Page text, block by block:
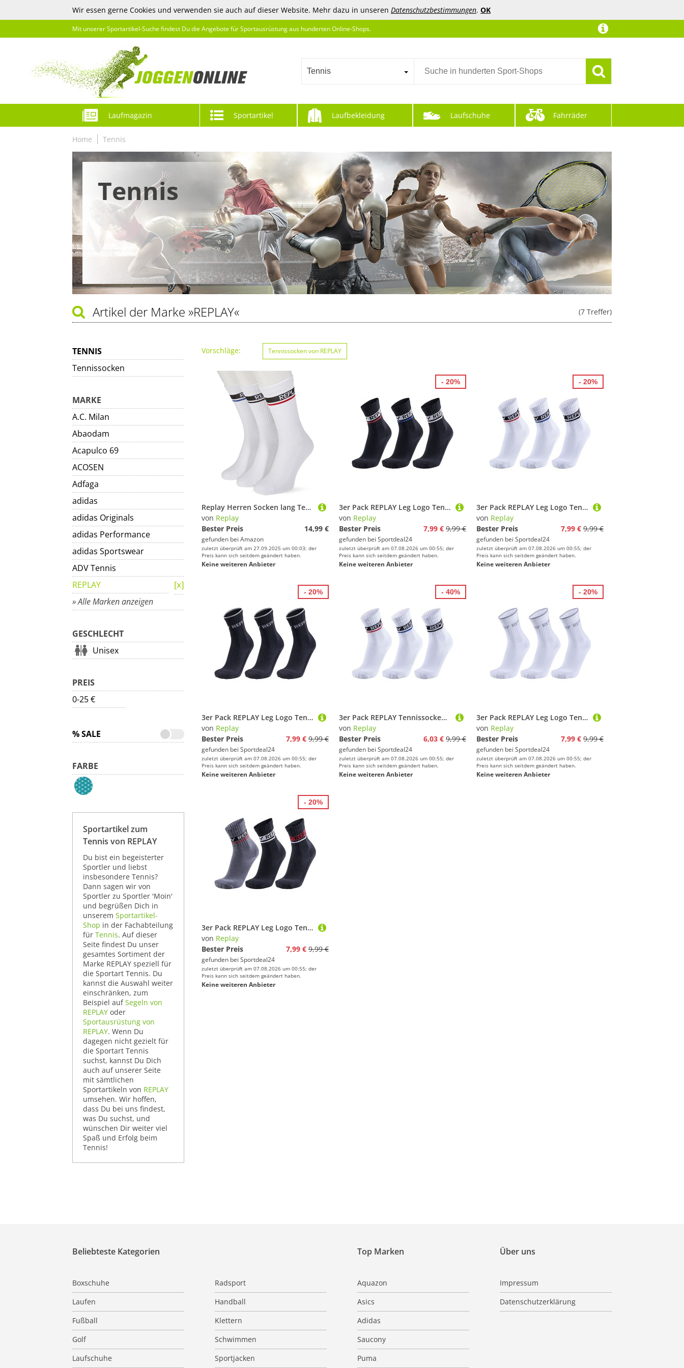
Wir essen gerne Cookies und verwenden sie auch auf dieser Website. Mehr dazu in unseren Datenschutzbestimmungen. OK
Mit unserer Sportartikel-Suche findest Du die Angebote für Sportausrüstung aus hunderten Online-Shops.
Tennis
Laufmagazin Sportartikel Laufbekleidung Laufschuhe Fahrräder
Home Tennis
Tennis
(7 Treffer)
Artikel der Marke »REPLAY«
TENNIS
Tennissocken
MARKE
A.C. Milan
Abaodam
Acapulco 69
ACOSEN
Adfaga
adidas
adidas Originals
adidas Performance
adidas Sportswear
ADV Tennis
REPLAY
» Alle Marken anzeigen
GESCHLECHT
Unisex
PREIS
0-25 €
% SALE
FARBE
Sportartikel zum
Tennis von REPLAY
Du bist ein begeisterter
Sportler und liebst
insbesondere Tennis?
Dann sagen wir von
Sportler zu Sportler 'Moin'
und begrüßen Dich in
unserem Sportartikel-
Shop in der Fachabteilung
für Tennis. Auf dieser
Seite findest Du unser
gesamtes Sortiment der
Marke REPLAY speziell für
die Sportart Tennis. Du
kannst die Auswahl weiter
einschränken, zum
Beispiel aufSegeln von
REPLAY oder
Sportausrüstung von
REPLAY. Wenn Du
dagegen nicht gezielt für
die Sportart Tennis
suchst, kannst Du Dich
auch auf unserer Seite
mit sämtlichen
Sportartikeln von REPLAY
umsehen. Wir hoffen,
dass Du bei uns findest,
was Du suchst, und
wünschen Dir weiter viel
Spaß und Erfolg beim
Tennis!
Vorschläge: Tennissocken von REPLAY
Replay Herren Socken lang Tennissocken, White/Logo Ass Colours N160 (Weiß), 35-38
von Replay
Bester Preis
14,99 €
gefunden bei Amazon
zuletzt überprüft am 27.09.2025 um 00:03; der
Preis kann sich seitdem geändert haben.
Keine weiteren Anbieter
3er Pack REPLAY Leg Logo Tennissocken N161 - black/logo ass colours 35-38
von Replay
Bester Preis
7,99 € 9,99 €
gefunden bei Sportdeal24
zuletzt überprüft am 07.08.2026 um 00:55; der
Preis kann sich seitdem geändert haben.
Keine weiteren Anbieter
- 20%
3er Pack REPLAY Leg Logo Tennissocken N160 - white/logo ass colours 35-38
von Replay
Bester Preis
7,99 € 9,99 €
gefunden bei Sportdeal24
zuletzt überprüft am 07.08.2026 um 00:55; der
Preis kann sich seitdem geändert haben.
Keine weiteren Anbieter
- 20%
3er Pack REPLAY Leg Logo Tennissocken N126 - black/castlerock 35-38
von Replay
Bester Preis
7,99 € 9,99 €
gefunden bei Sportdeal24
zuletzt überprüft am 07.08.2026 um 00:55; der
Preis kann sich seitdem geändert haben.
Keine weiteren Anbieter
- 20%
3er Pack REPLAY Tennissocken white/logo ass colou 43-46
von Replay
Bester Preis
6,03 € 9,99 €
gefunden bei Sportdeal24
zuletzt überprüft am 07.08.2026 um 00:55; der
Preis kann sich seitdem geändert haben.
Keine weiteren Anbieter
- 40%
3er Pack REPLAY Leg Logo Tennissocken N039 - white/grey 35-38
von Replay
Bester Preis
7,99 € 9,99 €
gefunden bei Sportdeal24
zuletzt überprüft am 07.08.2026 um 00:55; der
Preis kann sich seitdem geändert haben.
Keine weiteren Anbieter
- 20%
3er Pack REPLAY Leg Logo Tennissocken N167 - dark grey melange/black/grey melange 35-38
von Replay
Bester Preis
7,99 € 9,99 €
gefunden bei Sportdeal24
zuletzt überprüft am 07.08.2026 um 00:55; der
Preis kann sich seitdem geändert haben.
Keine weiteren Anbieter
- 20%
Über uns
Impressum
Datenschutzerklärung
Beliebteste Kategorien
Boxschuhe
Radsport
Laufen
Handball
Fußball
Klettern
Golf
Schwimmen
Laufschuhe
Sportjacken
Top Marken
Aquazon
Asics
Adidas
Saucony
Puma